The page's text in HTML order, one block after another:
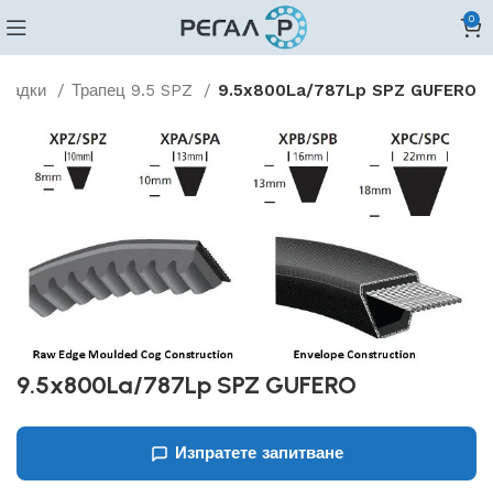
0
Трапец 9.5 SPZ 9.5x800La/787Lp SPZ GUFERO
9.5x800La/787Lp SPZ GUFERO
Изпратете запитване